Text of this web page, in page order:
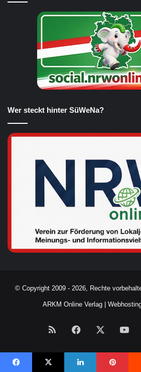
Wer steckt hinter SüWeNa?
© Copyright 2009 - 2026, Rechte
ARKM Online Verlag
RSS Facebook